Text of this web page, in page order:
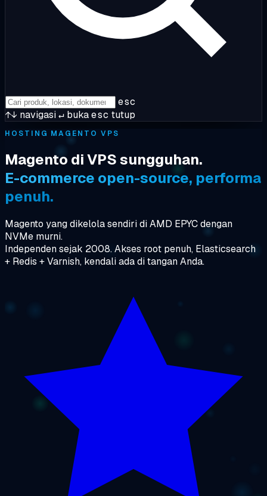
esc
↑↓ navigasi↵ bukaesc tutup
HOSTING MAGENTO VPS
Magento di VPS sungguhan.
E-commerce open-source, performa
penuh.
Magento yang dikelola sendiri di AMD EPYC dengan
NVMe murni.
Independen sejak 2008. Akses root penuh, Elasticsearch
+ Redis + Varnish, kendali ada di tangan Anda.